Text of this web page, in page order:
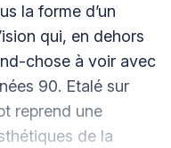
la forme d’un
qui, en dehors
chose à voir avec
90. Etalé sur
reprend une
de la